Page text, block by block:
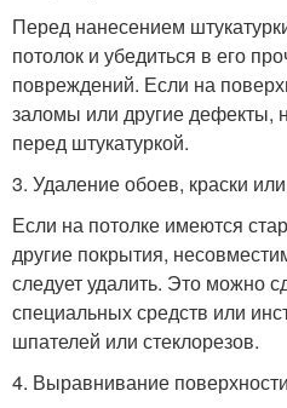
Перед нанесением
потолок и убедиться в его
повреждений. Если на
заломы или другие дефекты,
перед штукатуркой.
3. Удаление обоев, краски
Если на потолке имеются
другие покрытия,
следует удалить. Это можно
специальных средств или
шпателей или стеклорезов.
4. Выравнивание поверхности